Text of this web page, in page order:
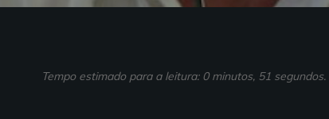
Tempo estimado para a leitura: 0 minutos, 51 segundos.